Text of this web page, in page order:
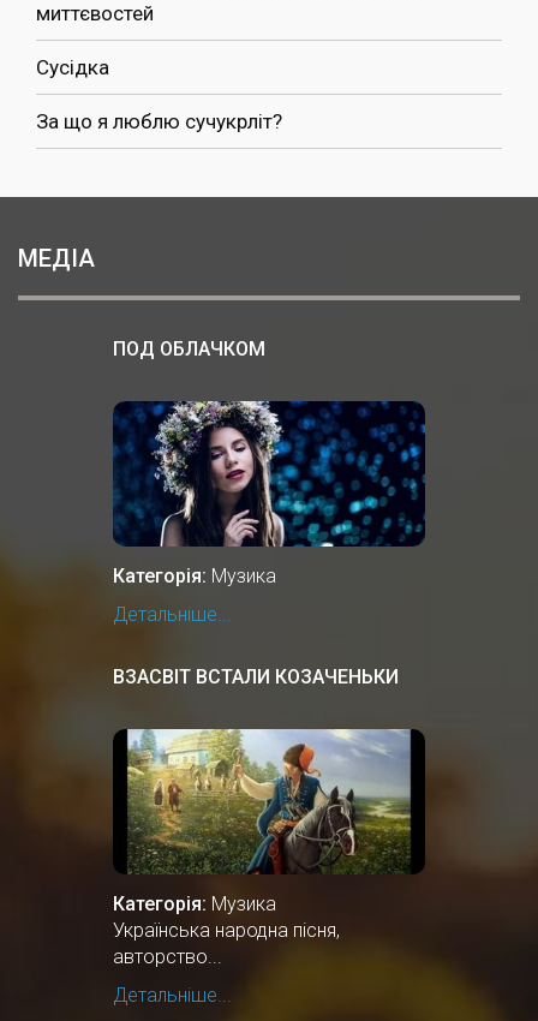
миттєвостей
Сусідка
За що я люблю сучукрліт?
МЕДІА
ПОД ОБЛАЧКОМ
Категорія: Музика
Детальніше...
ВЗАСВІТ ВСТАЛИ КОЗАЧЕНЬКИ
Категорія: Музика
Українська народна пісня,
авторство...
Детальніше...